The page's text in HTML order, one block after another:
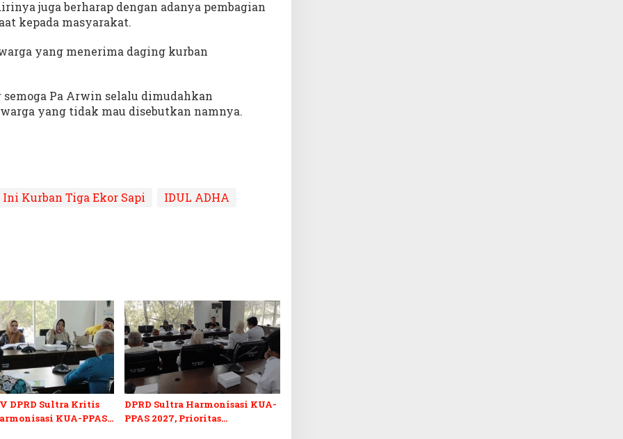
juga berharap dengan adanya pembagian
kepada masyarakat.
yang menerima daging kurban
Pa Arwin selalu dimudahkan
yang tidak mau disebutkan namnya.
Kurban Tiga Ekor Sapi
IDUL ADHA
DPRD Sultra Kritis
KUA-PPAS
DPRD Sultra Harmonisasi KUA-
PPAS 2027, Prioritas